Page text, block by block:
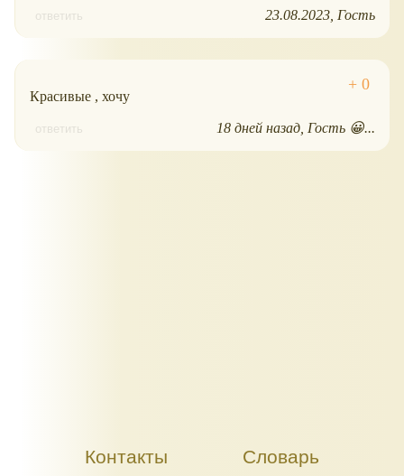
ответить 23.08.2023 Гость
Красивые , хочу
ответить 18 дней назад Гость 😀...
Контакты Словарь